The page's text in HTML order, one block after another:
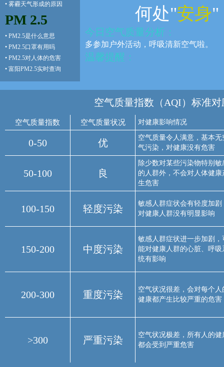
• 雾霾天气形成的原因
PM 2.5
• PM2.5是什么意思
• PM2.5口罩有用吗
• PM2.5对人体的危害
• 富阳PM2.5实时查询
何处"安身"
今日空气质量分析：
多参加户外活动，呼吸清新空气啦。
温馨提醒：
空气质量指数（AQI）标准对
空气质量指数 空气质量状况 对健康影响情况
0-50 优
空气质量令人满意，基本无
气污染，对健康没有危害
50-100 良
除少数对某些污染物特别敏
的人群外，不会对人体健康
生危害
100-150 轻度污染
敏感人群症状会有轻度加剧
对健康人群没有明显影响
150-200 中度污染
敏感人群症状进一步加剧，
能对健康人群的心脏、呼吸
统有影响
200-300 重度污染
空气状况很差，会对每个人
健康都产生比较严重的危害
>300 严重污染
空气状况极差，所有人的健
都会受到严重危害